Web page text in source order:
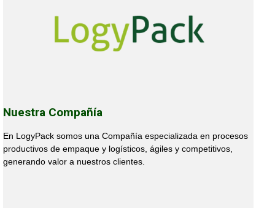
Nuestra Compañía
En LogyPack somos una Compañía especializada en procesos
productivos de empaque y logísticos, ágiles y competitivos,
generando valor a nuestros clientes.